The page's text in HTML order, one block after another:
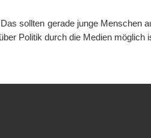
sollten gerade junge Menschen
Politik durch die Medien möglich